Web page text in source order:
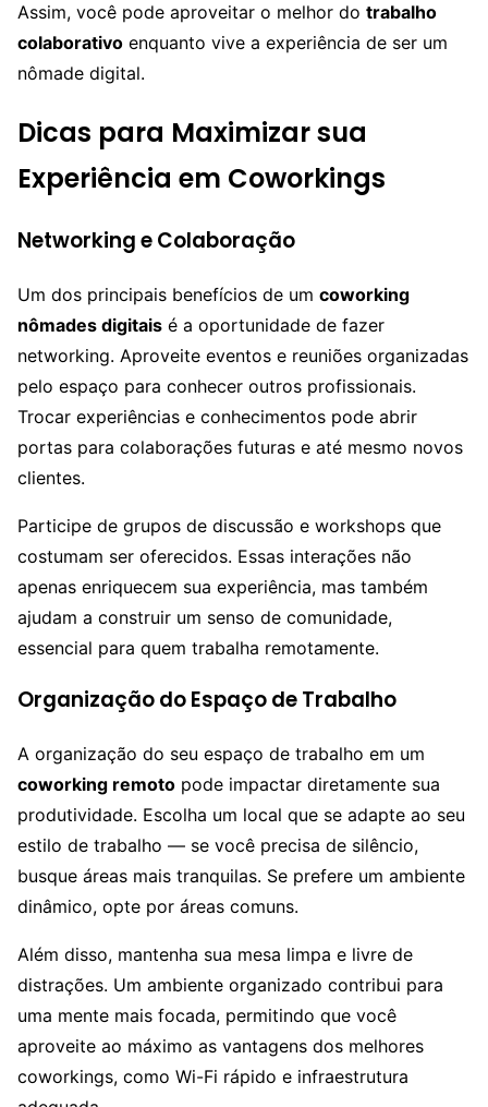
Assim, você pode aproveitar o melhor do trabalho
colaborativo enquanto vive a experiência de ser um
nômade digital.
Dicas para Maximizar sua
Experiência em Coworkings
Networking e Colaboração
Um dos principais benefícios de um coworking
nômades digitais é a oportunidade de fazer
networking. Aproveite eventos e reuniões organizadas
pelo espaço para conhecer outros profissionais.
Trocar experiências e conhecimentos pode abrir
portas para colaborações futuras e até mesmo novos
clientes.
Participe de grupos de discussão e workshops que
costumam ser oferecidos. Essas interações não
apenas enriquecem sua experiência, mas também
ajudam a construir um senso de comunidade,
essencial para quem trabalha remotamente.
Organização do Espaço de Trabalho
A organização do seu espaço de trabalho em um
coworking remoto pode impactar diretamente sua
produtividade. Escolha um local que se adapte ao seu
estilo de trabalho — se você precisa de silêncio,
busque áreas mais tranquilas. Se prefere um ambiente
dinâmico, opte por áreas comuns.
Além disso, mantenha sua mesa limpa e livre de
distrações. Um ambiente organizado contribui para
uma mente mais focada, permitindo que você
aproveite ao máximo as vantagens dos melhores
coworkings, como Wi-Fi rápido e infraestrutura